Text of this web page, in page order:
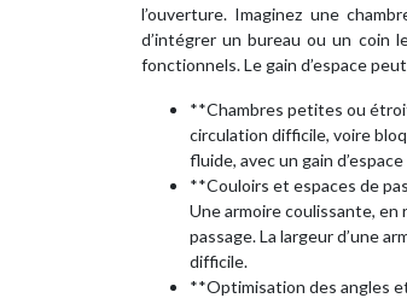
l’ouverture. Imaginez une
d’intégrer un bureau ou un coin
fonctionnels. Le gain d’espace
**Chambres petites ou
circulation difficile, voire
fluide, avec un gain
**Couloirs et espaces de
Une armoire coulissante,
passage. La largeur d’une
difficile.
**Optimisation des angles